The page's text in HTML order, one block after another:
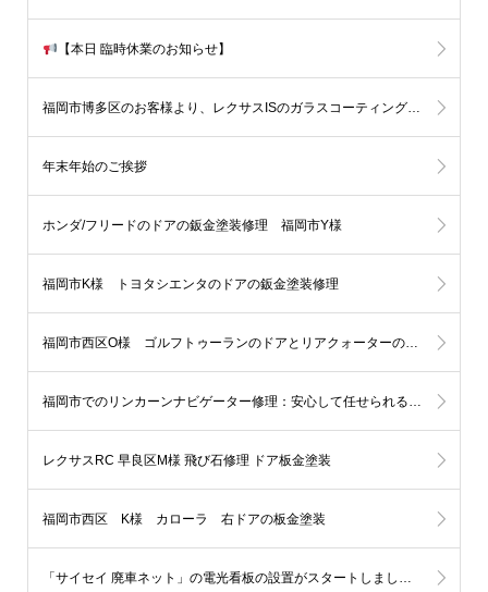
【本日 臨時休業のお知らせ】
福岡市博多区のお客様より、レクサスISのガラスコーティングをご依頼いただきました
年末年始のご挨拶
ホンダ/フリードのドアの鈑金塗装修理 福岡市Y様
福岡市K様 トヨタシエンタのドアの鈑金塗装修理
福岡市西区O様 ゴルフトゥーランのドアとリアクォーターの鈑金塗装修理
福岡市でのリンカーンナビゲーター修理：安心して任せられる板金塗装
レクサスRC 早良区M様 飛び石修理 ドア板金塗装
福岡市西区 K様 カローラ 右ドアの板金塗装
「サイセイ 廃車ネット」の電光看板の設置がスタートしました。福岡市地下鉄七隈線-橋本駅